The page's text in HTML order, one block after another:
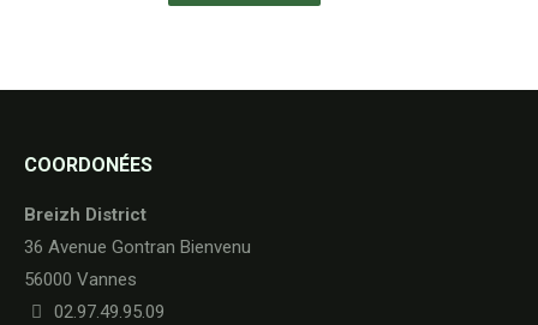
COORDONÉES
Breizh District
36 Avenue Gontran Bienvenu
56000 Vannes
02.97.49.95.09